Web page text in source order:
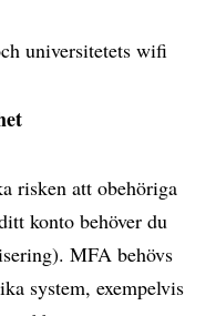
universitetets wifi
risken att obehöriga
konto behöver du
MFA behövs
system, exempelvis